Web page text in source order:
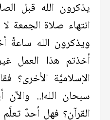
يذكرون الله قبل
انتهاء صلاة الجمعة
ويذكرون الله ساعةً
أخذتم هذا العمل
الإسلاميَّة الأخرى؟
سبحان الله!.. والآن
القرآن؟ فهل أحدٌ